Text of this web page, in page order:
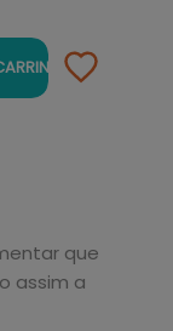
que
assim a